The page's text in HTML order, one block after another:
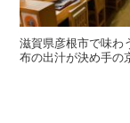
滋賀県彦根市で味
布の出汁が決め手の